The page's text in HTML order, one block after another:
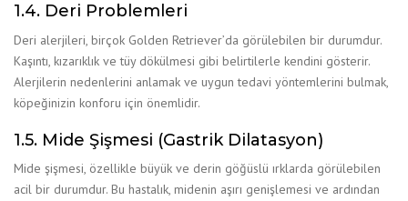
1.4. Deri Problemleri
Deri alerjileri, birçok Golden Retriever’da görülebilen bir durumdur.
Kaşıntı, kızarıklık ve tüy dökülmesi gibi belirtilerle kendini gösterir.
Alerjilerin nedenlerini anlamak ve uygun tedavi yöntemlerini bulmak,
köpeğinizin konforu için önemlidir.
1.5. Mide Şişmesi (Gastrik Dilatasyon)
Mide şişmesi, özellikle büyük ve derin göğüslü ırklarda görülebilen
acil bir durumdur. Bu hastalık, midenin aşırı genişlemesi ve ardından